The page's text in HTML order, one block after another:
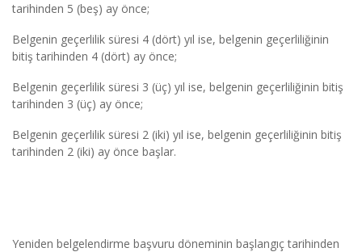
tarihinden 5 (beş) ay önce;
Belgenin geçerlilik süresi 4 (dört) yıl ise, belgenin geçerliliğinin
bitiş tarihinden 4 (dört) ay önce;
Belgenin geçerlilik süresi 3 (üç) yıl ise, belgenin geçerliliğinin bitiş
tarihinden 3 (üç) ay önce;
Belgenin geçerlilik süresi 2 (iki) yıl ise, belgenin geçerliliğinin bitiş
tarihinden 2 (iki) ay önce başlar.
Yeniden belgelendirme başvuru döneminin başlangıç tarihinden